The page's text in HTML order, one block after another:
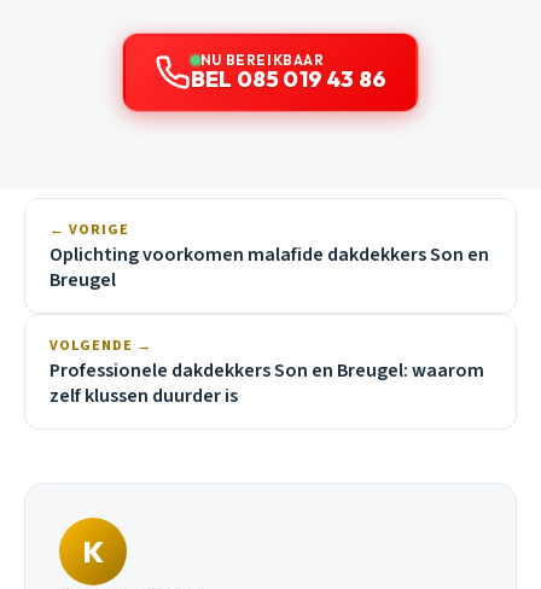
NU BEREIKBAAR
BEL 085 019 43 86
← VORIGE
Oplichting voorkomen malafide dakdekkers Son en
Breugel
VOLGENDE →
Professionele dakdekkers Son en Breugel: waarom
zelf klussen duurder is
K